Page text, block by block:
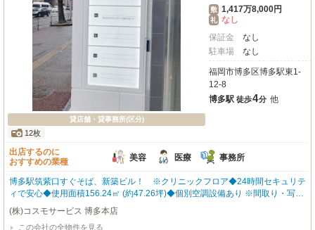
貸店舗・貸事務所(区分)
12枚
敷 1,417万8,000円
礼 なし
保証金
なし
駐車場
なし
福岡市博多区博多駅東1-
12-8
博多駅 徒歩4分 他
出店するのに
おすすめの業種
美容 医療 事務所
博多駅筑紫口すぐそば、新築ビル！ ※クリニックフロア◆24時間セキュリテ
ィで安心◆使用面積156.24㎡ (約47.26坪)◆個別空調設備あり ※間取り・写真
は現況優先となります。 内覧をご希望の方はお気軽にお申し付けください！
福岡の物件全てご紹介出来ます！！何でもご相談下さい♪
(株)コスモサービス 博多本店
この会社の全物件を見る